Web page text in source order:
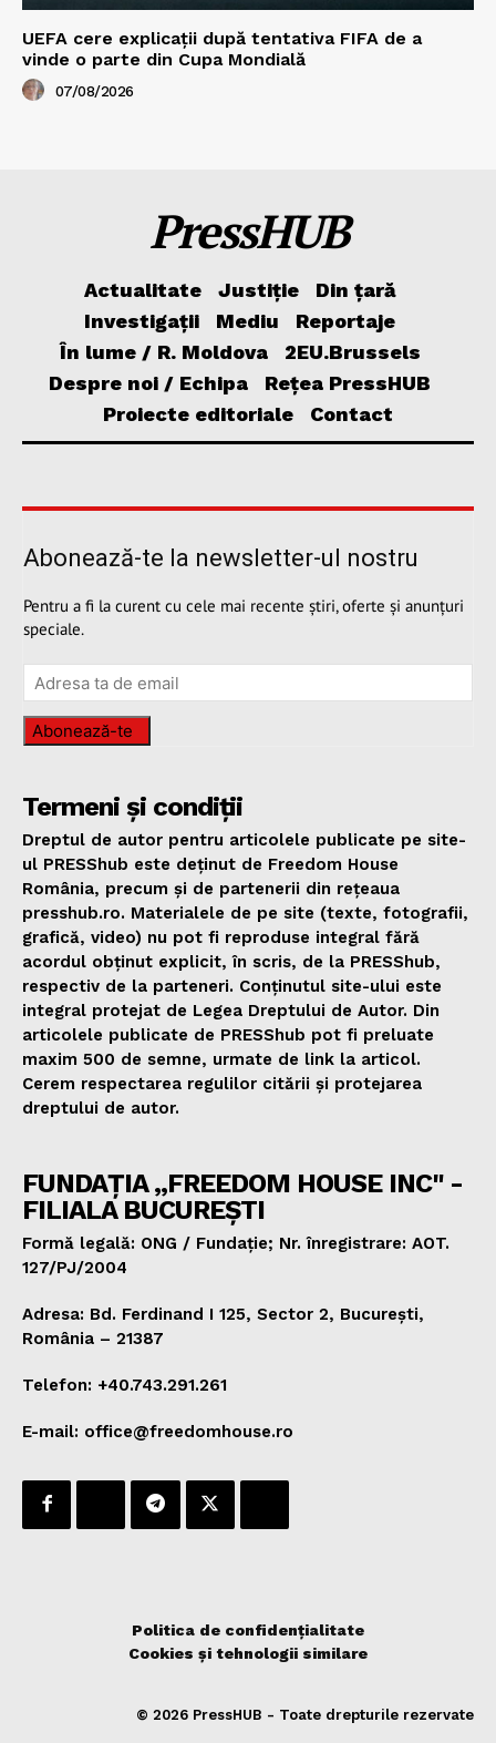
UEFA cere explicații după tentativa FIFA de a
vinde o parte din Cupa Mondială
07/08/2026
PressHUB
Actualitate Justiție
Din țară
Investigații
Mediu
Reportaje
În lume / R. Moldova
2EU.Brussels
Despre noi / Echipa
Rețea PressHUB
Proiecte editoriale
Contact
Abonează-te la newsletter-ul nostru
Pentru a fi la curent cu cele mai recente știri, oferte și anunțuri
speciale.
Abonează-te
Termeni și condiții
Dreptul de autor pentru articolele publicate pe site-
ul PRESShub este deținut de Freedom House
România, precum și de partenerii din rețeaua
presshub.ro. Materialele de pe site (texte, fotografii,
grafică, video) nu pot fi reproduse integral fără
acordul obținut explicit, în scris, de la PRESShub,
respectiv de la parteneri. Conținutul site-ului este
integral protejat de Legea Dreptului de Autor. Din
articolele publicate de PRESShub pot fi preluate
maxim 500 de semne, urmate de link la articol.
Cerem respectarea regulilor citării și protejarea
dreptului de autor.
FUNDAȚIA „FREEDOM HOUSE INC" -
FILIALA BUCUREȘTI
Formă legală: ONG / Fundație; Nr. înregistrare: AOT.
127/PJ/2004
Adresa: Bd. Ferdinand I 125, Sector 2, București,
România – 21387
Telefon: +40.743.291.261
E-mail: office@freedomhouse.ro
Politica de confidențialitate
Cookies și tehnologii similare
© 2026 PressHUB - Toate drepturile rezervate